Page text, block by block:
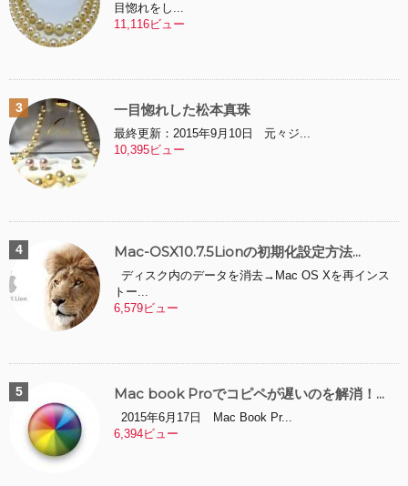
目惚れをし...
11,116ビュー
一目惚れした松本真珠
最終更新：2015年9月10日 元々ジ...
10,395ビュー
Mac-OSX10.7.5Lionの初期化設定方法...
ディスク内のデータを消去→Mac OS Xを再インス
トー...
6,579ビュー
Mac book Proでコピペが遅いのを解消！...
2015年6月17日 Mac Book Pr...
6,394ビュー